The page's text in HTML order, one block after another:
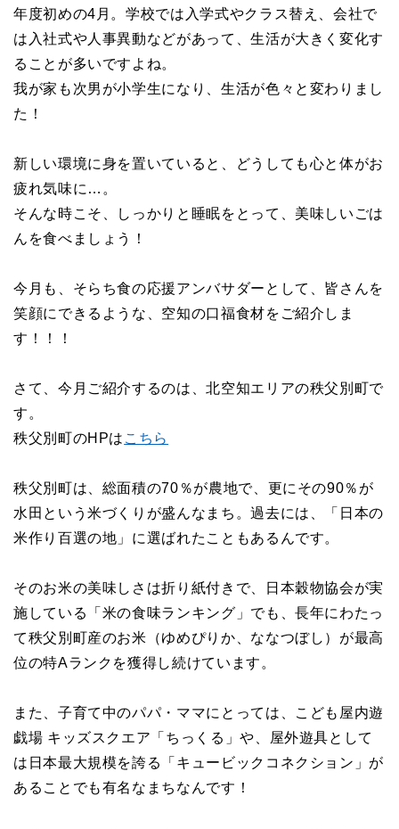
年度初めの4月。学校では入学式やクラス替え、会社で
は入社式や人事異動などがあって、生活が大きく変化す
ることが多いですよね。
我が家も次男が小学生になり、生活が色々と変わりまし
た！
新しい環境に身を置いていると、どうしても心と体がお
疲れ気味に…。
そんな時こそ、しっかりと睡眠をとって、美味しいごは
んを食べましょう！
今月も、そらち食の応援アンバサダーとして、皆さんを
笑顔にできるような、空知の口福食材をご紹介しま
す！！！
さて、今月ご紹介するのは、北空知エリアの秩父別町で
す。
秩父別町のHPは こちら
秩父別町は、総面積の70％が農地で、更にその90％が
水田という米づくりが盛んなまち。過去には、「日本の
米作り百選の地」に選ばれたこともあるんです。
そのお米の美味しさは折り紙付きで、日本穀物協会が実
施している「米の食味ランキング」でも、長年にわたっ
て秩父別町産のお米（ゆめぴりか、ななつぼし）が最高
位の特Aランクを獲得し続けています。
また、子育て中のパパ・ママにとっては、こども屋内遊
戯場 キッズスクエア「ちっくる」や、屋外遊具として
は日本最大規模を誇る「キュービックコネクション」が
あることでも有名なまちなんです！